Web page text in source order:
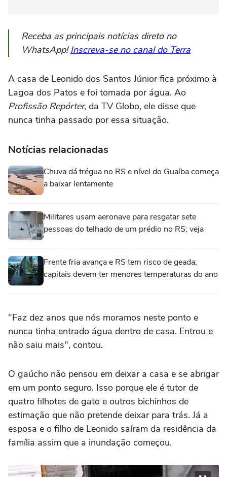
Receba as principais notícias direto no
WhatsApp!Inscreva-se no canal do Terra
A casa de Leonido dos Santos Júnior fica próximo à
Lagoa dos Patos e foi tomada por água. Ao
Profissão Repórter, da TV Globo, ele disse que
nunca tinha passado por essa situação.
Notícias relacionadas
Chuva dá trégua no RS e nível do Guaíba começa
a baixar lentamente
Militares usam aeronave para resgatar sete
pessoas do telhado de um prédio no RS; veja
Frente fria avança e RS tem risco de geada;
capitais devem ter menores temperaturas do ano
"Faz dez anos que nós moramos neste ponto e
nunca tinha entrado água dentro de casa. Entrou e
não saiu mais", contou.
O gaúcho não pensou em deixar a casa e se abrigar
em um ponto seguro. Isso porque ele é tutor de
quatro filhotes de gato e outros bichinhos de
estimação que não pretende deixar para trás. Já a
esposa e o filho de Leonido saíram da residência da
família assim que a inundação começou.